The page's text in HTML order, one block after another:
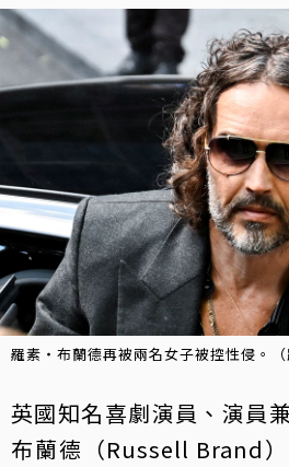
羅素・布蘭德再被兩名女子被控性侵。（
英國知名喜劇演員、演員
布蘭德（Russell Brand